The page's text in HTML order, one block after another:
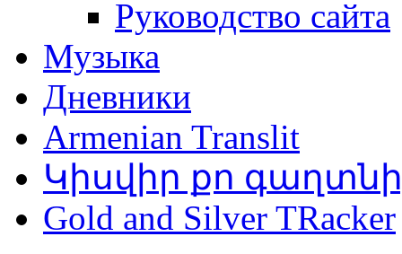
Руководство сайта
Музыка
Дневники
Armenian Translit
Կիսվիր քո
Gold and Silver TRacker